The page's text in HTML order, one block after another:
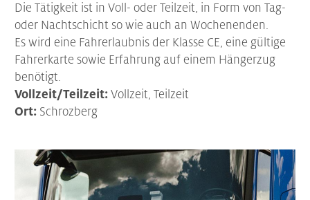
Die Tätigkeit ist in Voll- oder Teilzeit, in Form von Tag-
oder Nachtschicht so wie auch an Wochenenden.
Es wird eine Fahrerlaubnis der Klasse CE, eine gültige
Fahrerkarte sowie Erfahrung auf einem Hängerzug
benötigt.
Vollzeit/Teilzeit:Vollzeit, Teilzeit
Ort: Schrozberg